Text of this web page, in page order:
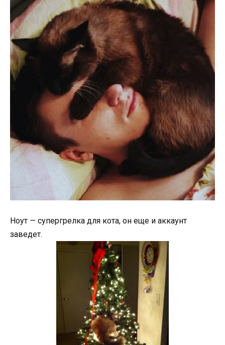
Ноут — супергрелка для кота, он еще и аккаунт
заведет.